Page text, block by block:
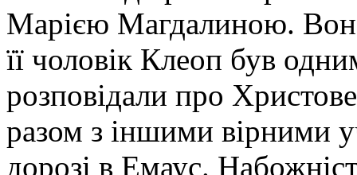
Марією Магдалиною.
її чоловік Клеоп був
розповідали про
разом з іншими вірними
дорозі в Емаус.